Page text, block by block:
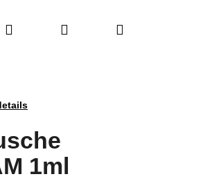
Geschäftsbewertung
Suchen Login Warenkorb
1ml